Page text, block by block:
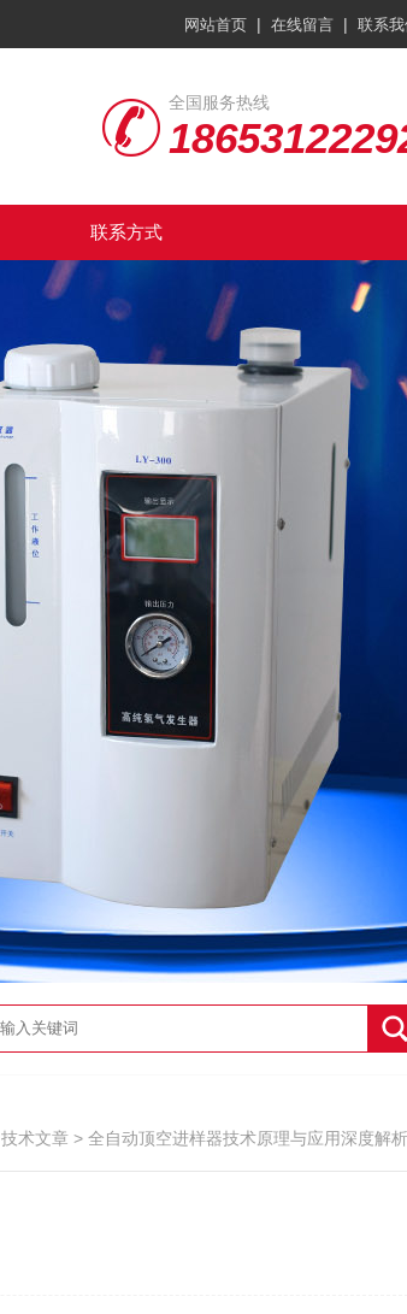
网站首页 | 在线留言 | 联系
全国服务热线
联系方式
技术文章 > 全自动顶空进样器技术原理与应用深度解析